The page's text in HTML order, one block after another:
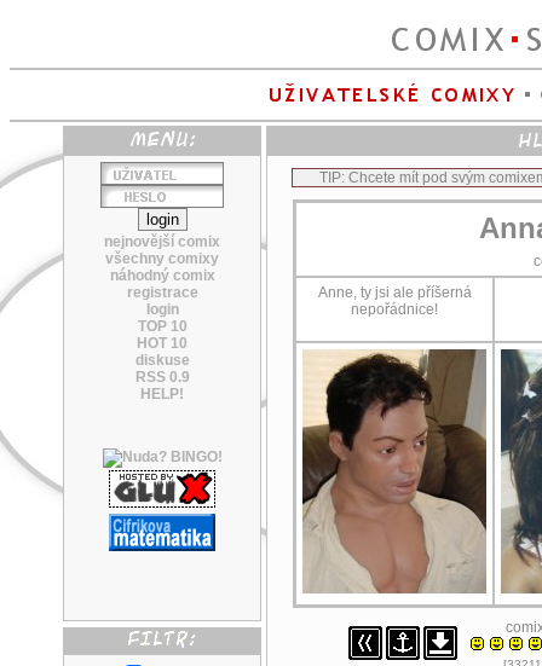
nejnovější comix
všechny comixy
náhodný comix
registrace
login
TOP 10
HOT 10
diskuse
RSS 0.9
HELP!
TIP: Chcete mít pod svým
Anne, ty jsi ale příšerná
nepořádnice!